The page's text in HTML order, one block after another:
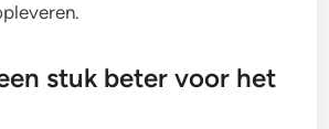
stuk beter voor het